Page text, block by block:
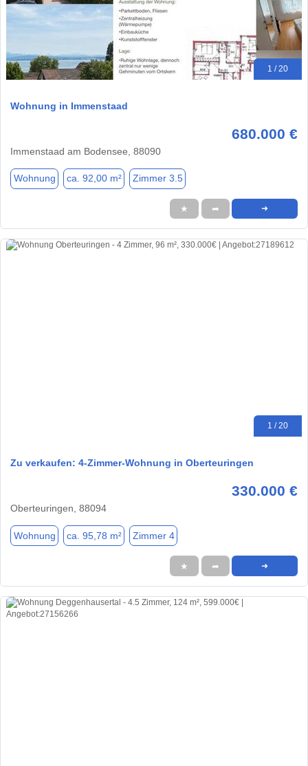
1 / 20
Wohnung in Immenstaad
680.000 €
Immenstaad am Bodensee, 88090
Wohnung ca. 92,00 m² Zimmer 3.5
★ ➦ ➜
1 / 20
Zu verkaufen: 4-Zimmer-Wohnung in Oberteuringen
330.000 €
Oberteuringen, 88094
Wohnung ca. 95,78 m² Zimmer 4
★ ➦ ➜